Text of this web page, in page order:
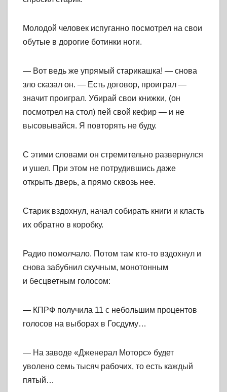
Молодой человек испуганно посмотрел на свои
обутые в дорогие ботинки ноги.
— Вот ведь же упрямый старикашка! — снова
зло сказал он. — Есть договор, проиграл —
значит проиграл. Убирай свои книжки, (он
посмотрел на стол) пей свой кефир — и не
высовывайся. Я повторять не буду.
С этими словами он стремительно развернулся
и ушел. При этом не потрудившись даже
открыть дверь, а прямо сквозь нее.
Старик вздохнул, начал собирать книги и класть
их обратно в коробку.
Радио помолчало. Потом там кто-то вздохнул и
снова забубнил скучным, монотонным
и бесцветным голосом:
— КПРФ получила 11 с небольшим процентов
голосов на выборах в Госдуму…
— На заводе «Дженерал Моторс» будет
уволено семь тысяч рабочих, то есть каждый
пятый…